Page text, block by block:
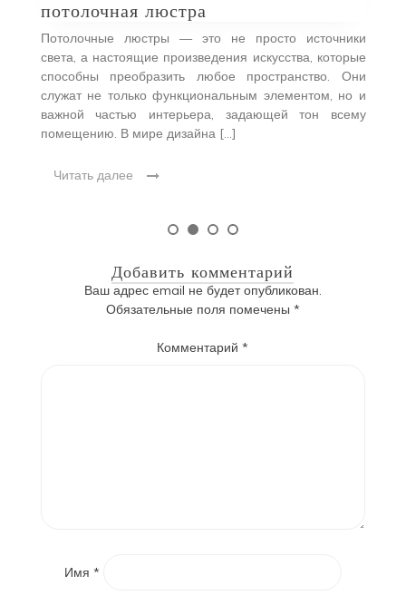
потолочная люстра
Потолочные люстры — это не просто источники
света, а настоящие произведения искусства, которые
способны преобразить любое пространство. Они
служат не только функциональным элементом, но и
важной частью интерьера, задающей тон всему
помещению. В мире дизайна […]
Читать далее
Добавить комментарий
Ваш адрес email не будет опубликован.
Обязательные поля помечены *
Комментарий*
Имя *